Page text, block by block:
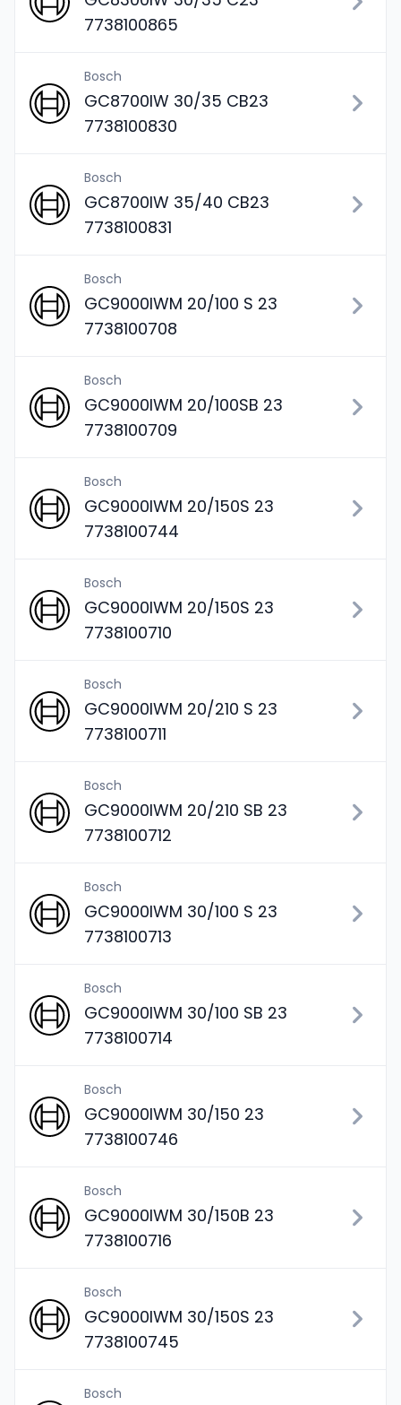
7738100865
Bosch
GC8700IW 30/35 CB23
7738100830
Bosch
GC8700IW 35/40 CB23
7738100831
Bosch
GC9000IWM 20/100 S 23
7738100708
Bosch
GC9000IWM 20/100SB 23
7738100709
Bosch
GC9000IWM 20/150S 23
7738100744
Bosch
GC9000IWM 20/150S 23
7738100710
Bosch
GC9000IWM 20/210 S 23
7738100711
Bosch
GC9000IWM 20/210 SB 23
7738100712
Bosch
GC9000IWM 30/100 S 23
7738100713
Bosch
GC9000IWM 30/100 SB 23
7738100714
Bosch
GC9000IWM 30/150 23
7738100746
Bosch
GC9000IWM 30/150B 23
7738100716
Bosch
GC9000IWM 30/150S 23
7738100745
Bosch